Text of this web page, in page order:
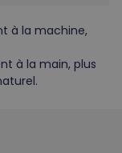
à la machine,
à la main, plus